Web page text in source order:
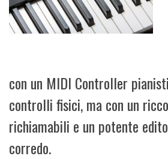
con un MIDI Controller
controlli fisici, ma con un
richiamabili e un potente
corredo.